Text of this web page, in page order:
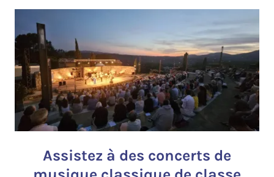
Assistez à des concerts de